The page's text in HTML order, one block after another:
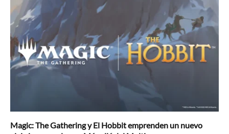
Magic: The Gathering y El Hobbit emprenden un nuevo